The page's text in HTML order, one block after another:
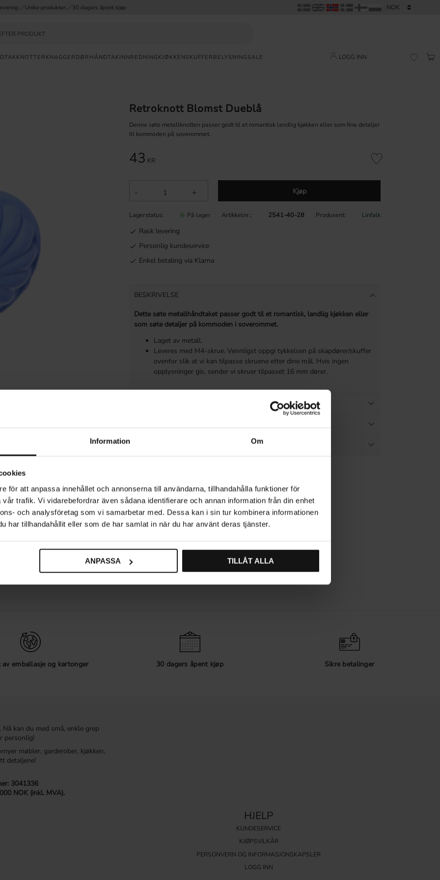
Information Om
för att anpassa innehållet och annonserna till användarna, tillhandahålla funktioner för
trafik. Vi vidarebefordrar även sådana identifierare och annan information från din enhet
och analysföretag som vi samarbetar med. Dessa kan i sin tur kombinera informationen
har tillhandahållit eller som de har samlat in när du har använt deras tjänster.
ANPASSA TILLÅT ALLA
Unike produkter 30 dagers åpent kjøp
KNOTTER KNAGGER DØRHÅNDTAKINNREDNING KJØKKENSKUFFER BELYSNING SALE LOGG INN
Retroknott Blomst Dueblå
Denne søte metallknotten passer godt til et romantisk landlig kjøkken eller som fine detaljer
til kommoden på soverommet.
43 KR
+
- Kjøp
Lagre som favoritt
Lagerstatus På lager Artikkelnr. 2541-40-28 Produsent Linfalk
Rask levering
Personlig kundeservice
Enkel betaling via Klarna
BESKRIVELSE
Dette søte metallhåndtaket passer godt til et romantisk, landlig kjøkken eller
som søte detaljer på kommoden i soverommet.
Laget av metall.
Leveres med M4-skrue. Vennligst oppgi tykkelsen på skapdører/skuffer
ovenfor slik at vi kan tilpasse skruene etter dine mål. Hvis ingen
opplysninger gis, sender vi skruer tilpasset 16 mm dører.
Se også
Møbelknotter Metallknotter Håndtak Kjøkkenhåndtak
av emballasje og kartonger 30 dagers åpent kjøp Sikre betalinger
kan du med små, enkle grep
personlig!
møbler, garderober, kjøkken,
detaljene!
3041336
NOK (inkl. MVA).
HJELP
KUNDESERVICE
KJØPSVILKÅR
PERSONVERN OG INFORMASJONSKAPSLER
LOGG INN
LEVERING
30
UNIKE